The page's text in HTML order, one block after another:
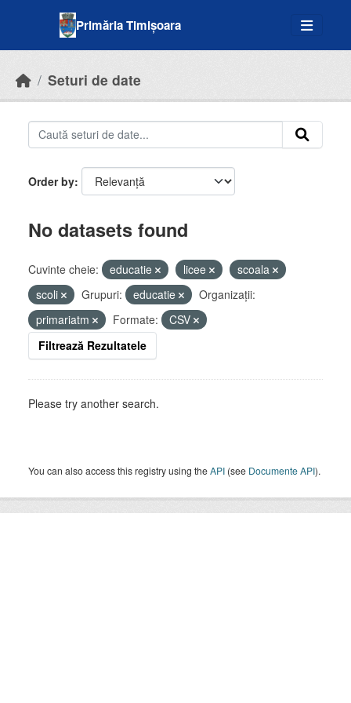
Primăria Timișoara
Seturi de date
Order by
No datasets found
Cuvinte cheie: educatie licee
scoala
scoli
Grupuri: educatie
Organizații:
primariatm
Formate:
CSV
Filtrează Rezultatele
Please try another search.
You can also access this registry using theAPI (see Documente API).